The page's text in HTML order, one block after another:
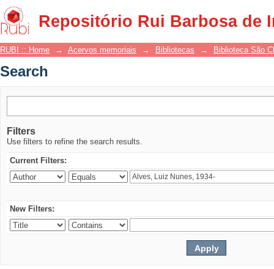
Repositório Rui Barbosa de
Search
RUBI :: Home → Acervos memoriais → Bibliotecas → Biblioteca São
Search
Filters
Use filters to refine the search results.
Current Filters:
New Filters: